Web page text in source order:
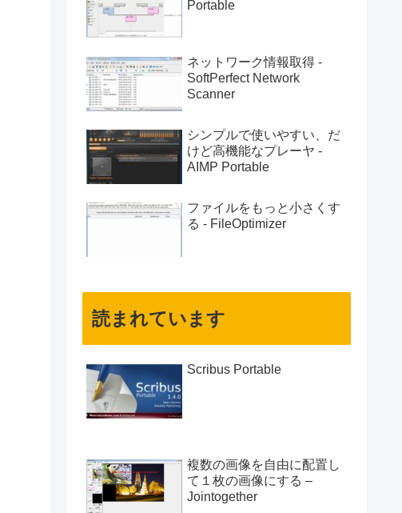
Portable
ネットワーク情報取得 -
SoftPerfect Network
Scanner
シンプルで使いやすい、だ
けど高機能なプレーヤ -
AIMP Portable
ファイルをもっと小さくす
る - FileOptimizer
読まれています
Scribus Portable
複数の画像を自由に配置し
て１枚の画像にする –
Jointogether